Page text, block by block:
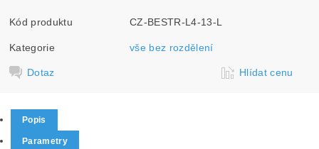
Kód produktu CZ-BESTR-L4-13-L
Kategorie vše bez rozdělení
Dotaz Hlídat cenu
Popis
Parametry